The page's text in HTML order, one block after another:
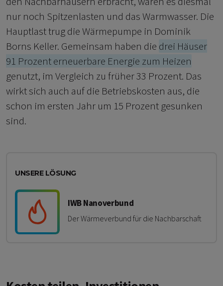
nur noch Spitzenlasten und das Warmwasser. Die
Hauptlast trug die Wärmepumpe in Dominik
Borns Keller. Gemeinsam haben die drei Häuser
91 Prozent erneuerbare Energie zum Heizen
genutzt, im Vergleich zu früher 33 Prozent. Das
wirkt sich auch auf die Betriebskosten aus, die
schon im ersten Jahr um 15 Prozent gesunken
sind.
UNSERE LÖSUNG
IWB Nanoverbund
Der Wärmeverbund für die Nachbarschaft